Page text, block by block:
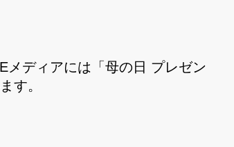
メディアには「母の日 プレゼン
す。